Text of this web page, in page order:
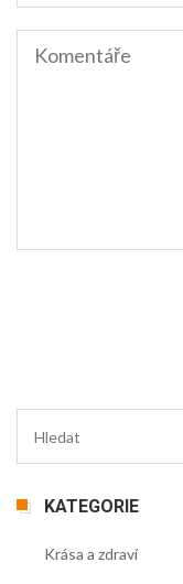
KATEGORIE
Krása a zdraví